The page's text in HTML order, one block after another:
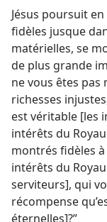
Jésus poursuit
fidèles jusque
matérielles, se
de plus grande
ne vous êtes
richesses
est véritable [les
intérêts du
montrés fidèles
intérêts du
serviteurs], qui
récompense
éternelles]?”